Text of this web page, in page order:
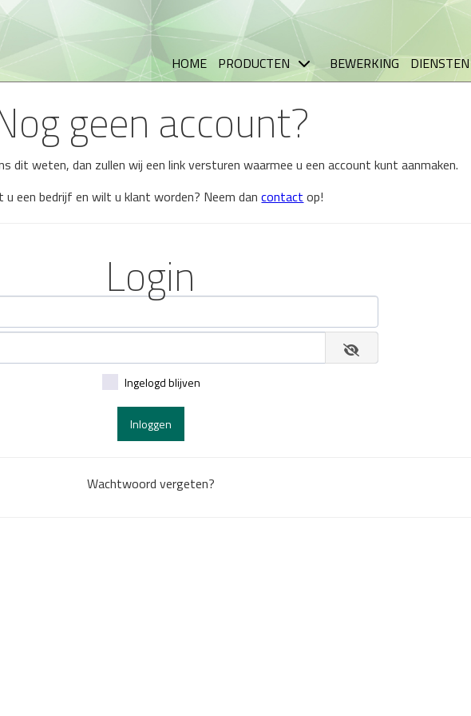
HOME PRODUCTEN BEWERKING DIENSTEN
geen account?
dit weten, dan zullen wij een link versturen waarmee u een account kunt aanmaken.
u een bedrijf en wilt u klant worden? Neem dancontact op!
Login
Ingelogd blijven
Inloggen
Wachtwoord vergeten?